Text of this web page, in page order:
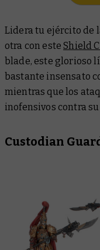
Lidera tu ejército de
otra con esteShield
blade, este glorioso
bastante insensato
mientras que los
inofensivos contra
Custodian